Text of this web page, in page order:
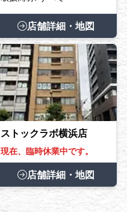
店舗詳細・地図
ストックラボ横浜店
現在、臨時休業中です。
店舗詳細・地図